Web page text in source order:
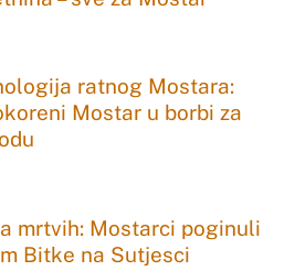
ratnog Mostara:
Mostar u borbi za
mrtvih: Mostarci poginuli
Bitke na Sutjesci